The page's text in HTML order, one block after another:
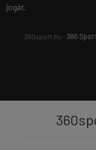
jogát.
360sport.hu - 360